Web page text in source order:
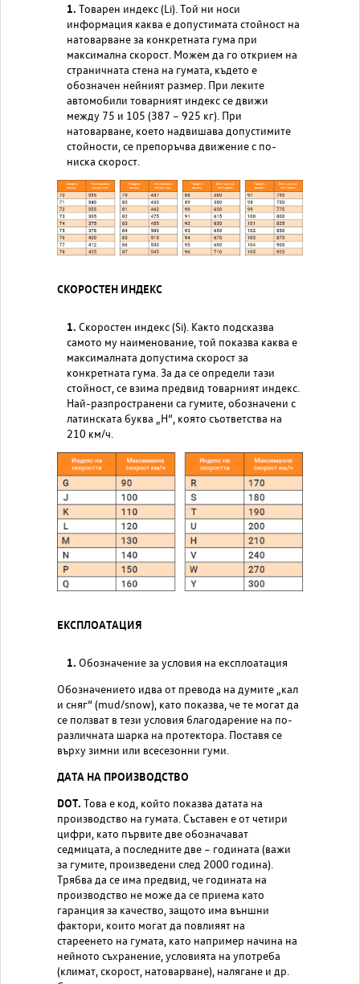
Товарен индекс (Li). Той ни носи
информация каква е допустимата стойност на
натоварване за конкретната гума при
максимална скорост. Можем да го открием на
страничната стена на гумата, където е
обозначен нейният размер. При леките
автомобили товарният индекс се движи
между 75 и 105 (387 – 925 кг). При
натоварване, което надвишава допустимите
стойности, се препоръчва движение с по-
ниска скорост.
СКОРОСТЕН ИНДЕКС
Скоростен индекс (Si). Както подсказва
самото му наименование, той показва каква е
максималната допустима скорост за
конкретната гума. За да се определи тази
стойност, се взима предвид товарният индекс.
Най-разпространени са гумите, обозначени с
латинската буква „H“, която съответства на
210 км/ч.
ЕКСПЛОАТАЦИЯ
Обозначение за условия на експлоатация
Обозначението идва от превода на думите „кал
и сняг“ (mud/snow), като показва, че те могат да
се ползват в тези условия благодарение на по-
различната шарка на протектора. Поставя се
върху зимни или всесезонни гуми.
ДАТА НА ПРОИЗВОДСТВО
DOT. Това е код, който показва датата на
производство на гумата. Съставен е от четири
цифри, като първите две обозначават
седмицата, а последните две – годината (важи
за гумите, произведени след 2000 година).
Трябва да се има предвид, че годината на
производство не може да се приема като
гаранция за качество, защото има външни
фактори, които могат да повлияят на
стареенето на гумата, като например начина на
нейното съхранение, условията на употреба
(климат, скорост, натоварване), налягане и др.